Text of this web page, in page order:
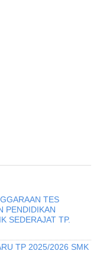
TES
PENDIDIKAN
SEDERAJAT TP.
TP 2025/2026 SMK